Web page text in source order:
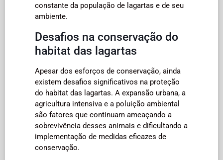
constante da população de lagartas e de seu
ambiente.
Desafios na conservação do
habitat das lagartas
Apesar dos esforços de conservação, ainda
existem desafios significativos na proteção
do habitat das lagartas. A expansão urbana, a
agricultura intensiva e a poluição ambiental
são fatores que continuam ameaçando a
sobrevivência desses animais e dificultando a
implementação de medidas eficazes de
conservação.